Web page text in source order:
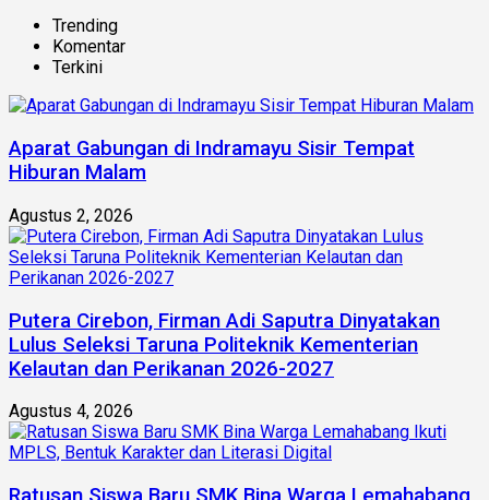
Trending
Komentar
Terkini
Aparat Gabungan di Indramayu Sisir Tempat
Hiburan Malam
Agustus 2, 2026
Putera Cirebon, Firman Adi Saputra Dinyatakan
Lulus Seleksi Taruna Politeknik Kementerian
Kelautan dan Perikanan 2026-2027
Agustus 4, 2026